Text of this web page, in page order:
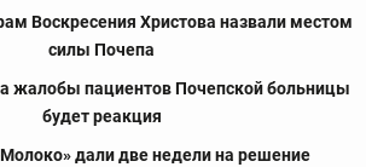
Воскресения Христова назвали местом
силы Почепа
жалобы пациентов Почепской больницы
будет реакция
дали две недели на решение